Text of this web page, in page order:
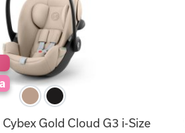
Gold Cloud G3 i-Size